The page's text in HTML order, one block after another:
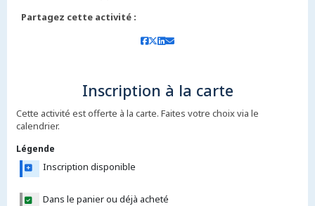
Partagez cette activité :
Inscription à la carte
Cette activité est offerte à la carte. Faites votre choix via le
calendrier.
Légende
Inscription disponible
Dans le panier ou déjà acheté